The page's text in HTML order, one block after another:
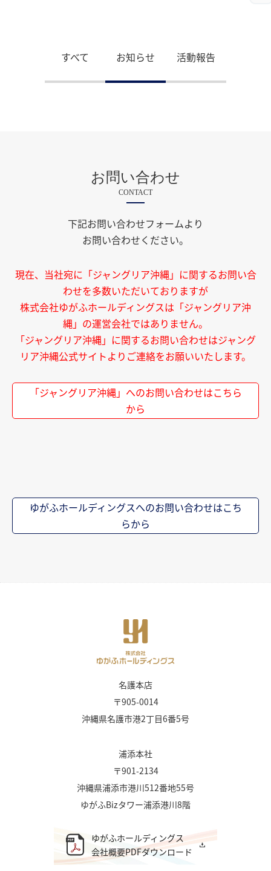
すべて お知らせ 活動報告
お問い合わせ
CONTACT
下記お問い合わせフォームより
お問い合わせください。
現在、当社宛に「ジャングリア沖縄」に関するお問い合
わせを多数いただいておりますが
株式会社ゆがふホールディングスは「ジャングリア沖
縄」の運営会社ではありません。
「ジャングリア沖縄」に関するお問い合わせはジャング
リア沖縄公式サイトよりご連絡をお願いいたします。
「ジャングリア沖縄」へのお問い合わせはこちら
から
ゆがふホールディングスへのお問い合わせはこち
らから
名護本店
〒905-0014
沖縄県名護市港2丁目6番5号
浦添本社
〒901-2134
沖縄県浦添市港川512番地55号
ゆがふBizタワー浦添港川8階
ゆがふホールディングス
会社概要PDFダウンロード